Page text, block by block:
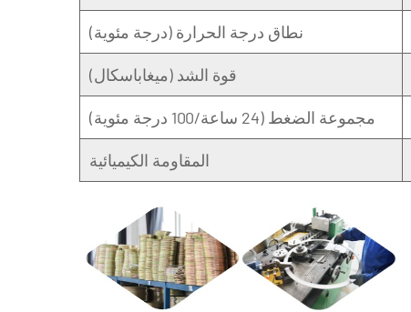
نطاق درجة الحرارة (درجة مئوية)
قوة الشد (ميغاباسكال)
مجموعة الضغط (24 ساعة/100 درجة مئوية)
المقاومة الكيميائية